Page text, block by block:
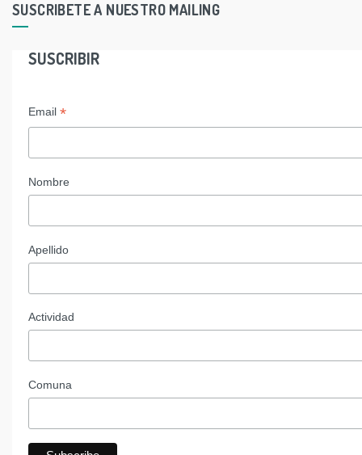
SUSCRIBETE A NUESTRO MAILING
SUSCRIBIR
Email *
Nombre
Apellido
Actividad
Comuna